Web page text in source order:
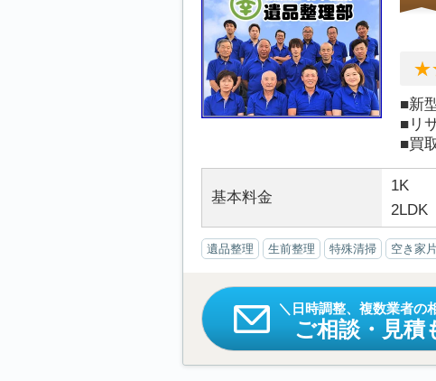
■新
■リ
■買
基本料金
1K
2LDK
遺品整理 生前整理 特殊清掃 空き家
日時調整、複数業者の
ご相談・見積